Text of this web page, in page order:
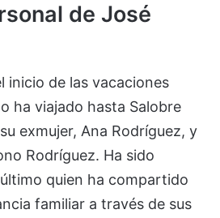
de José
inicio de las vacaciones
ha viajado hasta Salobre
exmujer, Ana Rodríguez, y
Rodríguez. Ha sido
quien ha compartido
familiar a través de sus